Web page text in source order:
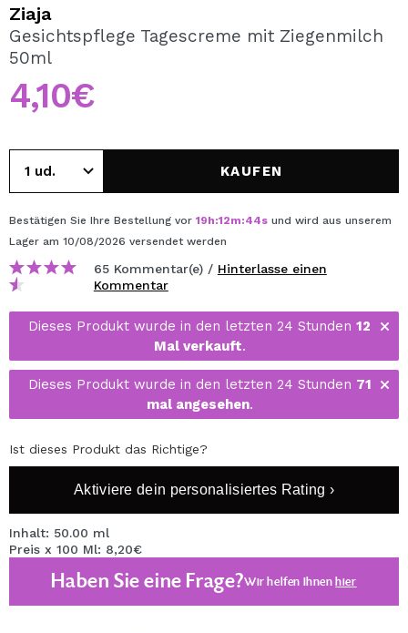
REGISTRIEREN
Durch die Erstellung eines Kontos bei Maquillalia.de
können Sie Ihre Einkäufe schnell tätigen, den Status Ihrer
Bestellungen überprüfen und Ihre bisherigen Vorgänge
einsehen.
BENUTZERKONTO ERSTELLEN
Ziaja
Gesichtspflege Tagescreme mit Ziegenmilch
50ml
4,10€
KAUFEN
Bestätigen Sie Ihre Bestellung vor 19h:12m:44s und wird aus unserem
Lager am 10/08/2026 versendet werden
65 Kommentar(e) / Hinterlasse einen
Kommentar
Dieses Produkt wurde in den letzten 24 Stunden 12
Mal verkauft.
Dieses Produkt wurde in den letzten 24 Stunden 71
mal angesehen.
Ist dieses Produkt das Richtige?
Aktiviere dein personalisiertes Rating ›
Inhalt: 50.00 ml
Preis x 100 Ml: 8,20€
Haben Sie eine Frage?Wir helfen Ihnenhier